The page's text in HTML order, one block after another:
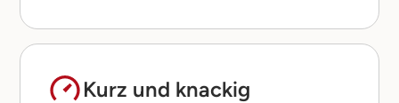
Kurz und knackig